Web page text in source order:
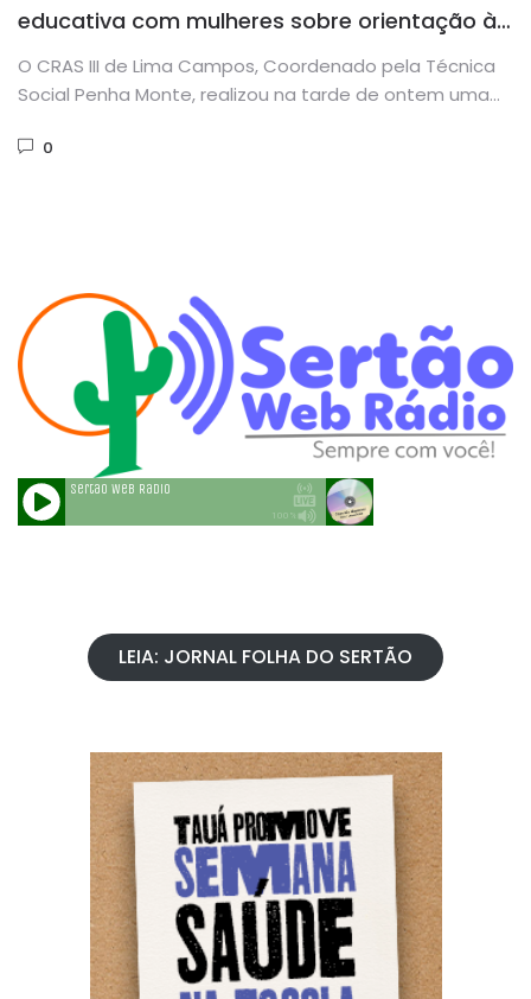
educativa com mulheres sobre orientação à
saúde dos homens
O CRAS III de Lima Campos, Coordenado pela Técnica
Social Penha Monte, realizou na tarde de ontem uma
0
LEIA: JORNAL FOLHA DO SERTÃO